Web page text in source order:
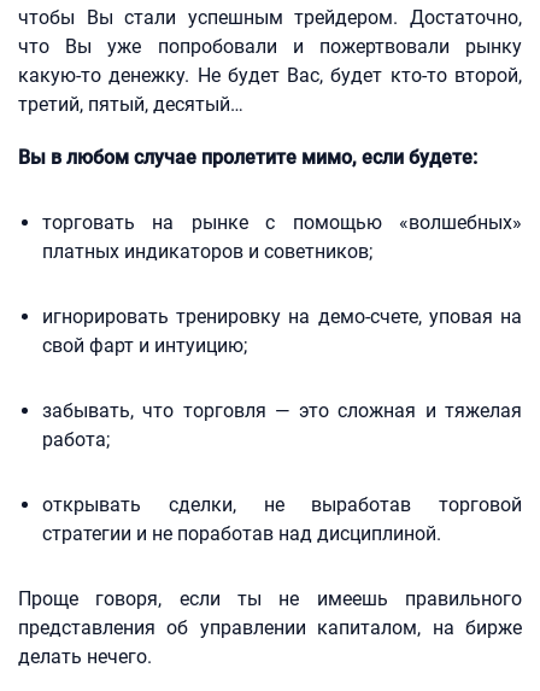
чтобы Вы стали успешным трейдером. Достаточно,
что Вы уже попробовали и пожертвовали рынку
какую-то денежку. Не будет Вас, будет кто-то второй,
третий, пятый, десятый…
Вы в любом случае пролетите мимо, если будете:
торговать на рынке с помощью «волшебных»
платных индикаторов и советников;
игнорировать тренировку на демо-счете, уповая на
свой фарт и интуицию;
забывать, что торговля — это сложная и тяжелая
работа;
открывать сделки, не выработав торговой
стратегии и не поработав над дисциплиной.
Проще говоря, если ты не имеешь правильного
представления об управлении капиталом, на бирже
делать нечего.